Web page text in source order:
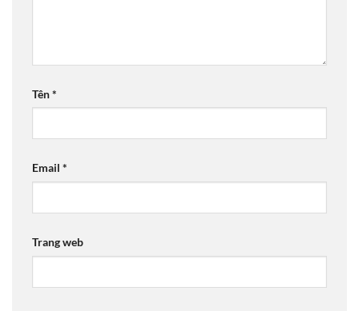
Tên*
Email *
Trang web